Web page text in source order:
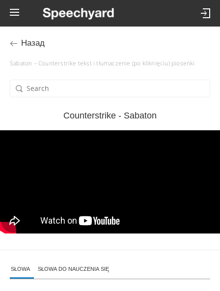
Назад
Sabaton – Counterstrike tekst i tłumaczenie (po kliknięciu) piosenki
Counterstrike - Sabaton
SŁOWA SŁOWA DO NAUCZENIA SIĘ